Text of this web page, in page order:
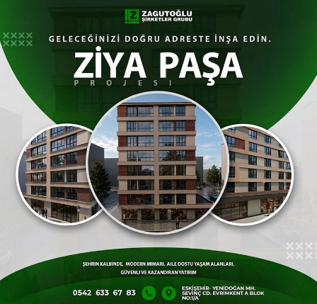
Kırsal kalkınmanın ana aktörlerinin kadınlar ve
gençler olduğunu vurgulayan Erdoğan, bu
kesimlere yönelik desteklerin artarak süreceğini
belirtti:
Kırsal Kalkınma Yatırımları:10 milyar
liralık bütçenin %20'si gençlere ve
kadınlara ayrıldı.
Projelerin %50 ile %70
arasındaki kısmı hibe edilecek. Son
başvuru tarihi:
12 Haziran.